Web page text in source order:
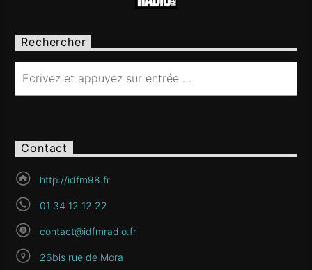
Rechercher
Contact
http://idfm98.fr
01 34 12 12 22
contact@idfmradio.fr
26bis rue de Mora